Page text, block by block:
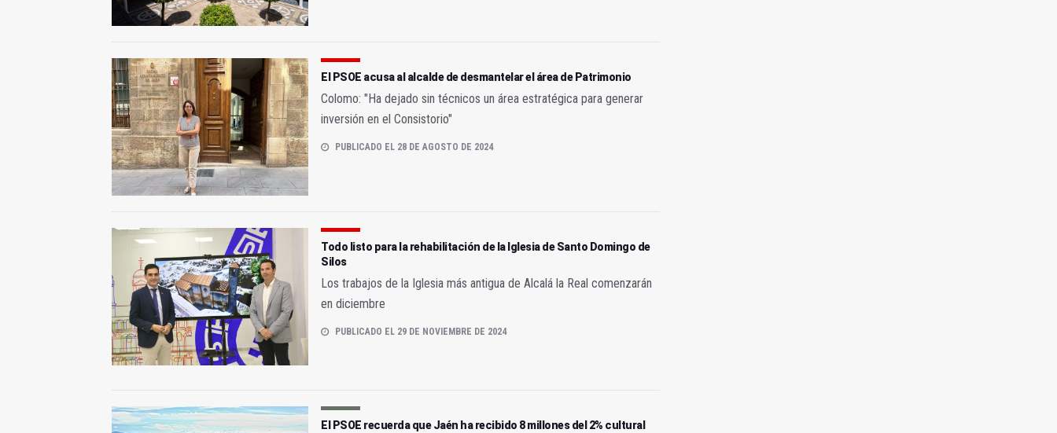
El PSOE acusa al alcalde de desmantelar el área de Patrimonio
Colomo: "Ha dejado sin técnicos un área estratégica para generar
inversión en el Consistorio"
PUBLICADO EL 28 DE AGOSTO DE 2024
Todo listo para la rehabilitación de la Iglesia de Santo Domingo de
Silos
Los trabajos de la Iglesia más antigua de Alcalá la Real comenzarán
en diciembre
PUBLICADO EL 29 DE NOVIEMBRE DE 2024
El PSOE recuerda que Jaén ha recibido 8 millones del 2% cultural